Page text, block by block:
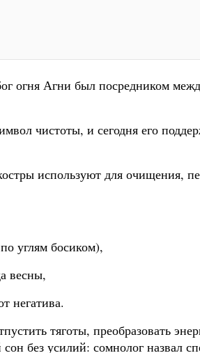
огня Агни был посредником
чистоты, и сегодня его
используют для очищения,
углям босиком),
весны,
негатива.
тяготы, преобразовать
без усилий: сомнолог назвал